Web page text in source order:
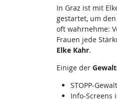
In Graz ist mit
gestartet, um
oft wahrnehme:
Frauen jede
Elke Kahr.
Einige der
STOPP-
Info-Screens